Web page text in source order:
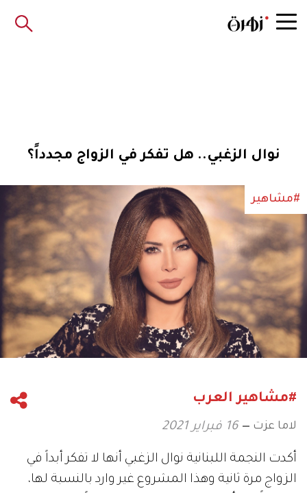
نوال الزغبي.. هل تفكر في الزواج مجدداً؟
#مشاهير
#مشاهير العرب
لاما عزت 16 فبراير 2021
أكدت النجمة اللبنانية نوال الزغبي أنها لا تفكر أبداً في
الزواج مرة ثانية وهذا المشروع غير وارد بالنسبة لها،